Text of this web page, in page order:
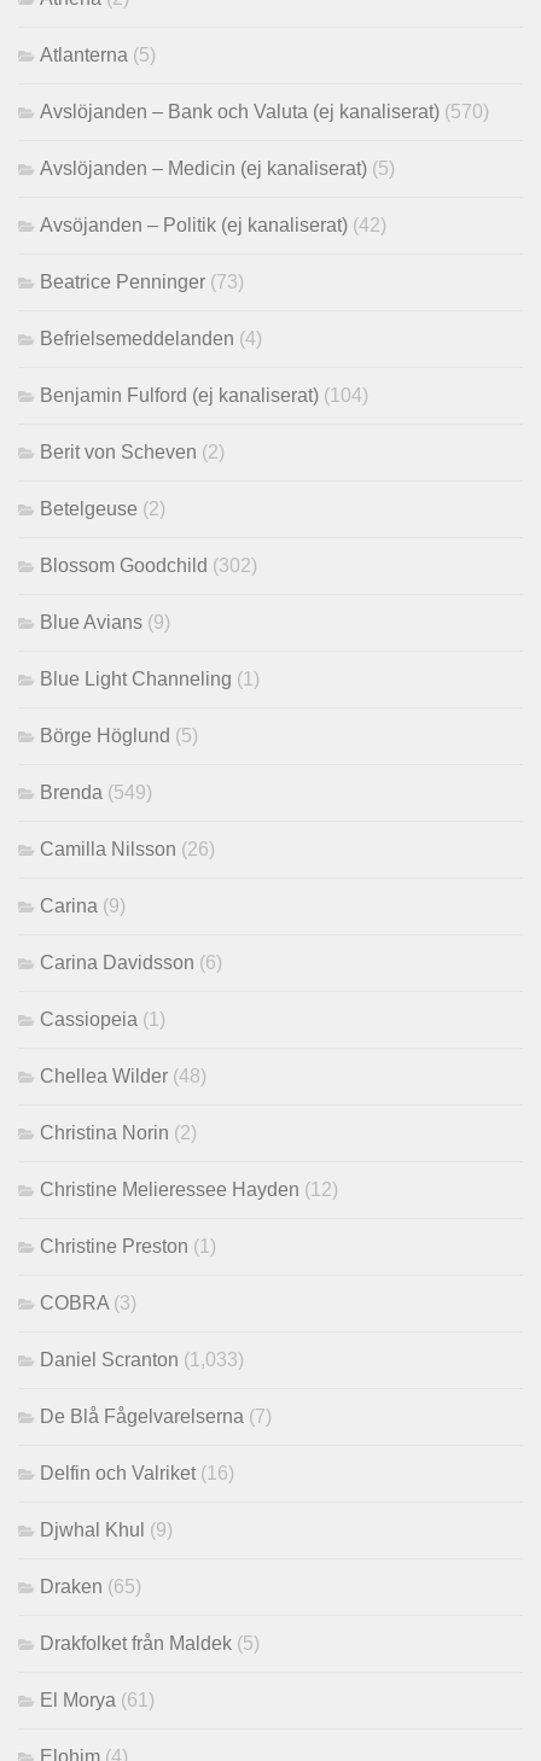
Atlanterna (5)
Avslöjanden – Bank och Valuta (ej kanaliserat) (570)
Avslöjanden – Medicin (ej kanaliserat) (5)
Avsöjanden – Politik (ej kanaliserat) (42)
Beatrice Penninger (73)
Befrielsemeddelanden (4)
Benjamin Fulford (ej kanaliserat) (104)
Berit von Scheven (2)
Betelgeuse (2)
Blossom Goodchild (302)
Blue Avians (9)
Blue Light Channeling (1)
Börge Höglund (5)
Brenda (549)
Camilla Nilsson (26)
Carina (9)
Carina Davidsson (6)
Cassiopeia (1)
Chellea Wilder (48)
Christina Norin (2)
Christine Melieressee Hayden (12)
Christine Preston (1)
COBRA (3)
Daniel Scranton (1,033)
De Blå Fågelvarelserna (7)
Delfin och Valriket (16)
Djwhal Khul (9)
Draken (65)
Drakfolket från Maldek (5)
El Morya (61)